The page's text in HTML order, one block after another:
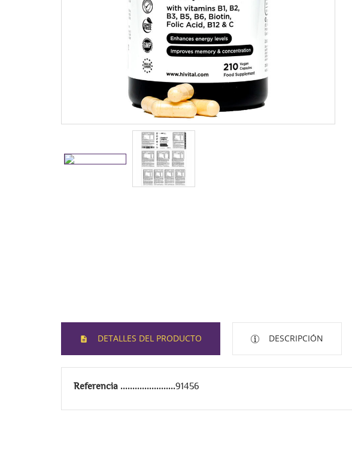
DETALLES DEL PRODUCTO DESCRIPCIÓN
Referencia 91456